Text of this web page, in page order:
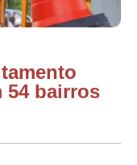
54 bairros